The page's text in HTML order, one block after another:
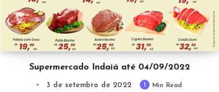
Supermercado Indaiá até 04/09/2022
3 de setembro de 2022 Min Read